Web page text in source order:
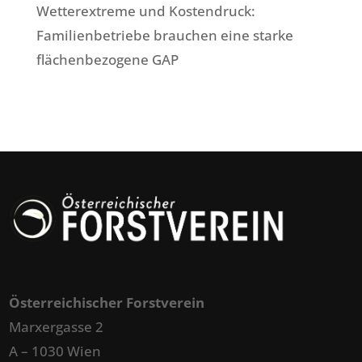
Wetterextreme und Kostendruck:
Familienbetriebe brauchen eine starke
flächenbezogene GAP
Österreichischer Forstverein
Marxergasse 2
A – 1030 Wien